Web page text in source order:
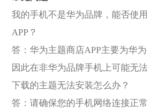
我的手机不是华为品牌，能否使
APP？
答：华为主题商店APP主要为华
因此在非华为品牌手机上可能无
下载的主题无法安装怎么办？
答：请确保您的手机网络连接正